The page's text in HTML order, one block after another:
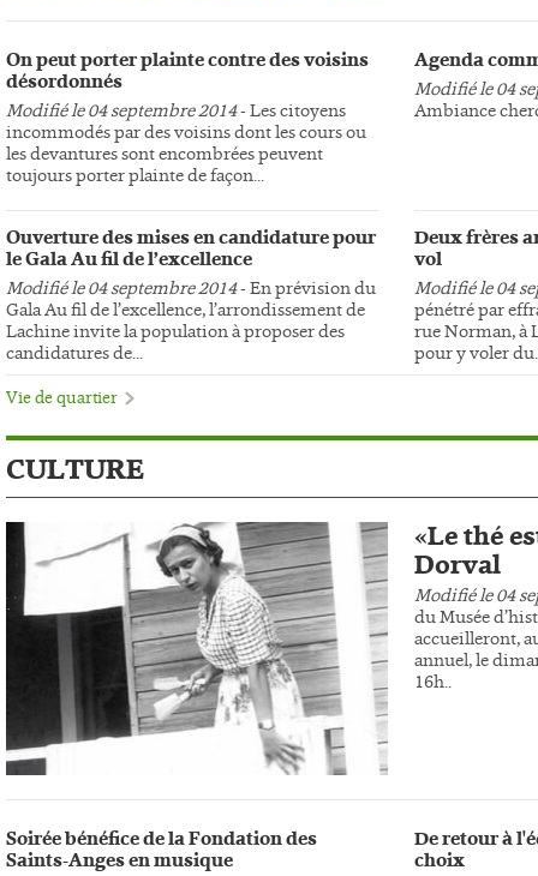
On peut porter plainte contre des voisins
désordonnés
Modifié le 04 septembre 2014- Les citoyens
incommodés par des voisins dont les cours ou
les devantures sont encombrées peuvent
toujours porter plainte de façon...
Ouverture des mises en candidature pour
le Gala Au fil de l’excellence
Modifié le 04 septembre 2014- En prévision du
Gala Au fil de l’excellence, l’arrondissement de
Lachine invite la population à proposer des
candidatures de...
Agenda
Modifié le 04
Ambiance
Deux frères
vol
Modifié le 04
pénétré par
rue Norman, à
pour y voler
Vie de quartier
CULTURE
«Le thé
Dorval
Modifié le 04
du Musée
accueilleront,
annuel, le
16h..
Soirée bénéfice de la Fondation des
Saints-Anges en musique
De retour à
choix